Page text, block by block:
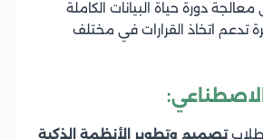
دورة حياة البيانات الكاملة
تدعم اتخاذ القرارات في مختلف
تصميم وتطوير الأنظمة الذكية